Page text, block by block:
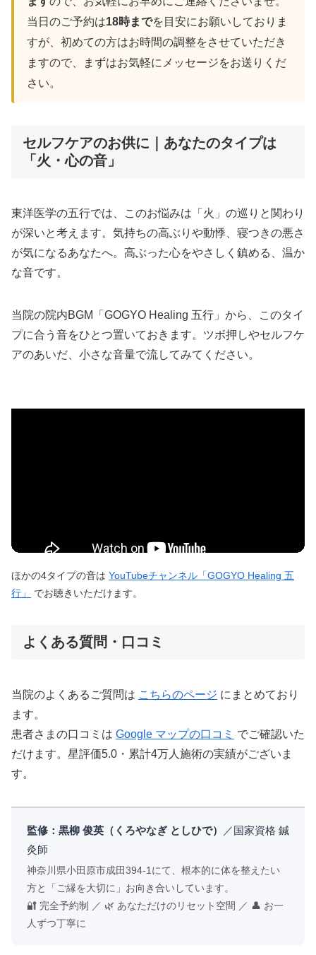
当日のご予約は18時までを目安にお願いしておりま
すが、初めての方はお時間の調整をさせていただき
ますので、まずはお気軽にメッセージをお送りくだ
さい。
セルフケアのお供に｜あなたのタイプは
「火・心の音」
東洋医学の五行では、このお悩みは「火」の巡りと関わり
が深いと考えます。気持ちの高ぶりや動悸、寝つきの悪さ
が気になるあなたへ。高ぶった心をやさしく鎮める、温か
な音です。
当院の院内BGM「GOGYO Healing 五行」から、このタイ
プに合う音をひとつ置いておきます。ツボ押しやセルフケ
アのあいだ、小さな音量で流してみてください。
ほかの4タイプの音は YouTubeチャンネル「GOGYO Healing 五
行」
でお聴きいただけます。
よくある質問・口コミ
当院のよくあるご質問は こちらのページ にまとめており
ます。
患者さまの口コミは Google マップの口コミ でご確認いた
だけます。星評価5.0・累計4万人施術の実績がございま
す。
監修：黒柳 俊英（くろやなぎ としひで）
／国家資格 鍼
灸師
神奈川県小田原市成田394-1にて、根本的に体を整えたい
方と「ご縁を大切に」お向き合いしています。
🔐 完全予約制 ／ 🌿 あなただけのリセット空間 ／ 👤 お一
人ずつ丁寧に